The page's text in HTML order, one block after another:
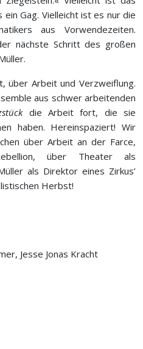
Gag. Vielleicht ist es nur die
aus Vorwendezeiten.
nächste Schritt des großen
über Arbeit und Verzweiflung.
aus schwer arbeitenden
die Arbeit fort, die sie
haben. Hereinspaziert! Wir
über Arbeit an der Farce,
über Theater als
als Direktor eines Zirkus’
Herbst!
Jesse Jonas Kracht